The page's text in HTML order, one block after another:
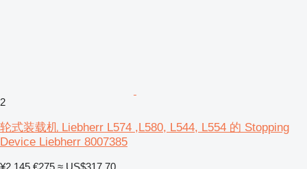
2
轮式装载机 Liebherr L574 ,L580, L544, L554 的 Stopping
Device Liebherr 8007385
¥2,145 €275 ≈ US$317.70